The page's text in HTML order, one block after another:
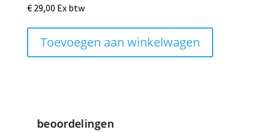
€29,00 Ex btw
Toevoegen aan winkelwagen
beoordelingen